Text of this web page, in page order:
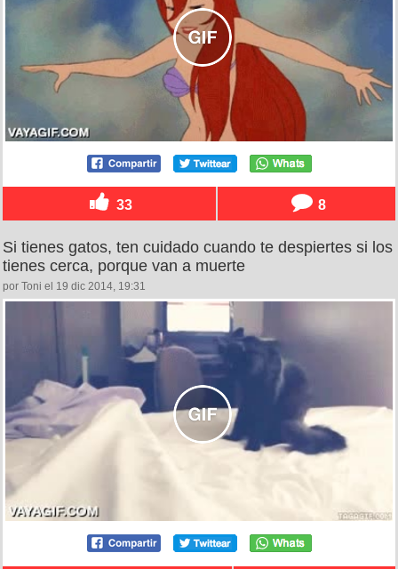
33 8
Si tienes gatos, ten cuidado cuando te despiertes si los
tienes cerca, porque van a muerte
por Toni el 19 dic 2014, 19:31